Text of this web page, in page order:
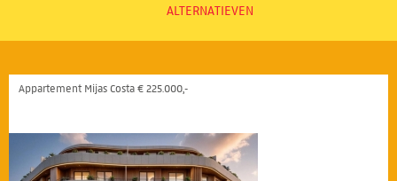
ALTERNATIEVEN
Appartement Mijas Costa € 225.000,-